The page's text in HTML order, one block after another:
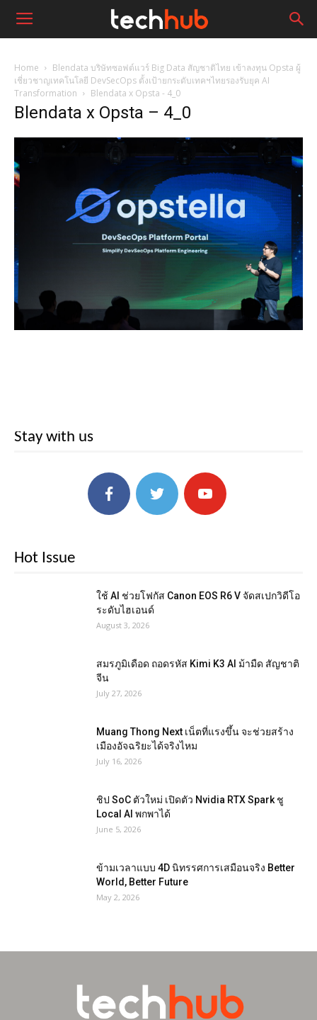
Home
Blendata บริษัทซอฟต์แวร์ Big Data สัญชาติไทย เข้าลงทุน Opsta ผู้
เชี่ยวชาญเทคโนโลยี DevSecOps ตั้งเป้ายกระดับเทคฯไทยรองรับยุค AI
Transformation
Blendata x Opsta - 4_0
Blendata x Opsta – 4_0
Stay with us
Hot Issue
ใช้ AI ช่วยโฟกัส Canon EOS R6 V จัดสเปกวิดีโอ
ระดับไฮเอนด์
August 3, 2026
สมรภูมิเดือด ถอดรหัส Kimi K3 AI ม้ามืด สัญชาติ
จีน
July 27, 2026
Muang Thong Next เน็ตที่แรงขึ้น จะช่วยสร้าง
เมืองอัจฉริยะได้จริงไหม
July 16, 2026
ชิป SoC ตัวใหม่ เปิดตัว Nvidia RTX Spark ชู
Local AI พกพาได้
June 5, 2026
ข้ามเวลาแบบ 4D นิทรรศการเสมือนจริง Better
World, Better Future
May 2, 2026